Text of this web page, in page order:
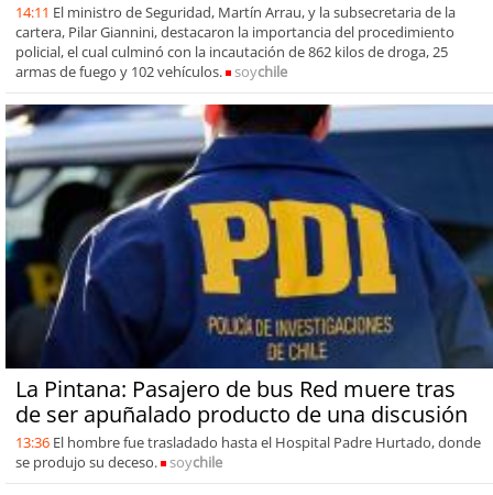
14:11 El ministro de Seguridad, Martín Arrau, y la subsecretaria de la
cartera, Pilar Giannini, destacaron la importancia del procedimiento
policial, el cual culminó con la incautación de 862 kilos de droga, 25
armas de fuego y 102 vehículos.
soychile
La Pintana: Pasajero de bus Red muere tras
de ser apuñalado producto de una discusión
13:36 El hombre fue trasladado hasta el Hospital Padre Hurtado, donde
se produjo su deceso.
soychile